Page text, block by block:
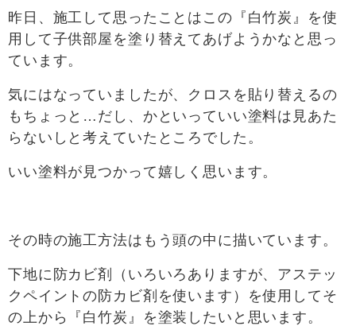
昨日、施工して思ったことはこの『白竹炭』を使
用して子供部屋を塗り替えてあげようかなと思っ
ています。
気にはなっていましたが、クロスを貼り替えるの
もちょっと…だし、かといっていい塗料は見あた
らないしと考えていたところでした。
いい塗料が見つかって嬉しく思います。
その時の施工方法はもう頭の中に描いています。
下地に防カビ剤（いろいろありますが、アステッ
クペイントの防カビ剤を使います）を使用してそ
の上から『白竹炭』を塗装したいと思います。